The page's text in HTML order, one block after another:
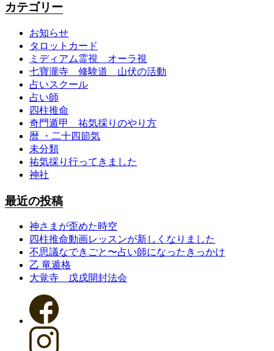
カテゴリー
お知らせ
タロットカード
ミディアム霊視 オーラ視
七寶瀧寺 修験道 山伏の活動
占いスクール
占い師
四柱推命
奇門遁甲 祐気採りのやり方
暦 ・二十四節気
未分類
祐気採り行ってきました
神社
最近の投稿
神さまが歪めた時空
四柱推命動画レッスンが新しくなりました
不思議なできごと〜占い師になったきっかけ
乙 竜遁格
大覚寺 戊戌開封法会